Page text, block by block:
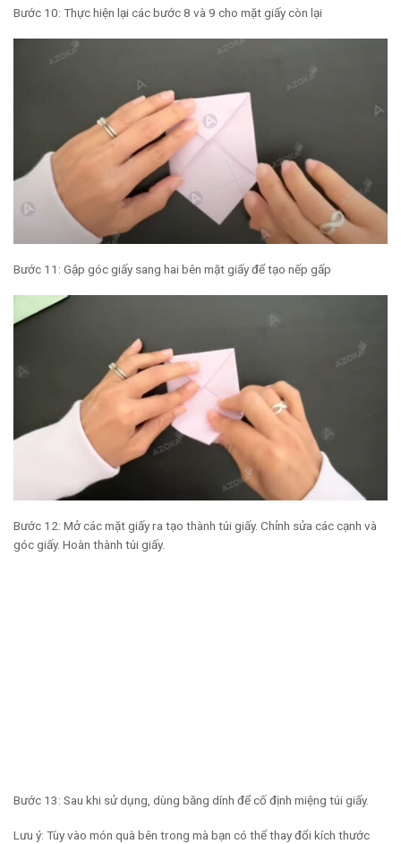
Bước 10: Thực hiện lại các bước 8 và 9 cho mặt giấy còn lại
Bước 11: Gập góc giấy sang hai bên mặt giấy để tạo nếp gấp
Bước 12: Mở các mặt giấy ra tạo thành túi giấy. Chỉnh sửa các cạnh và
góc giấy. Hoàn thành túi giấy.
Bước 13: Sau khi sử dụng, dùng băng dính để cố định miệng túi giấy.
Lưu ý: Tùy vào món quà bên trong mà bạn có thể thay đổi kích thước